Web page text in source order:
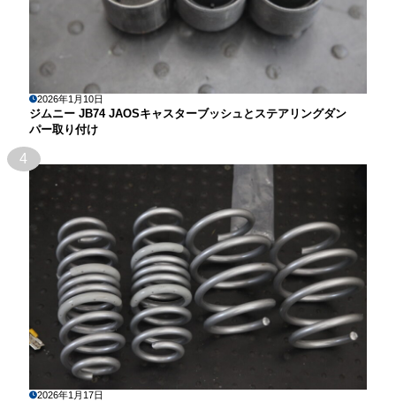
2026年1月10日
ジムニー JB74 JAOSキャスターブッシュとステアリングダン
パー取り付け
4
2026年1月17日